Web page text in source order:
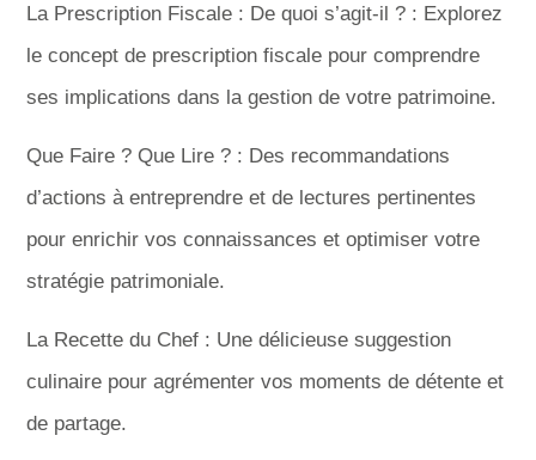
La Prescription Fiscale : De quoi s’agit-il ? : Explorez
le concept de prescription fiscale pour comprendre
ses implications dans la gestion de votre patrimoine.
Que Faire ? Que Lire ? : Des recommandations
d’actions à entreprendre et de lectures pertinentes
pour enrichir vos connaissances et optimiser votre
stratégie patrimoniale.
La Recette du Chef : Une délicieuse suggestion
culinaire pour agrémenter vos moments de détente et
de partage.